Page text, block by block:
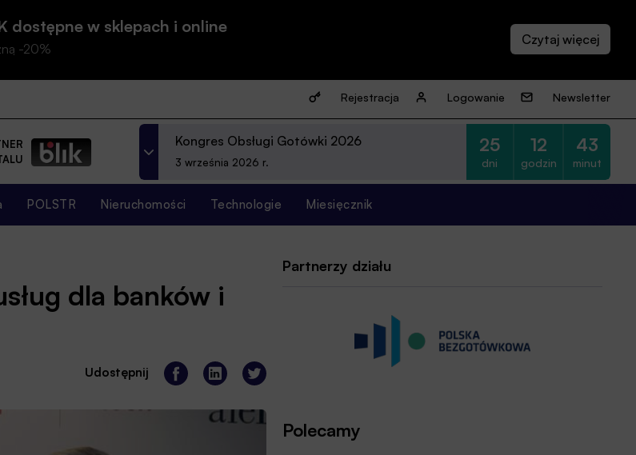
dostępne w sklepach i online
-20%
Rejestracja Logowanie Newsletter
Kongres Obsługi Gotówki 2026
3 września 2026 r.
25
dni
12
godzin
43
minut
POLSTR Nieruchomości Technologie Miesięcznik
dla banków i
Udostępnij
Partnerzy działu
Polecamy